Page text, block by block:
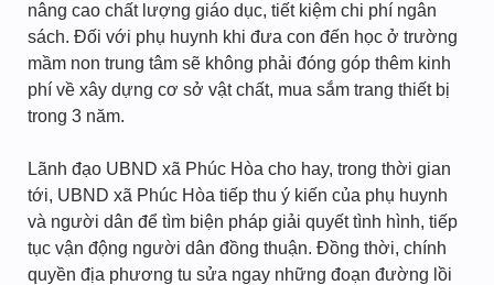
nâng cao chất lượng giáo dục, tiết kiệm chi phí ngân
sách. Đối với phụ huynh khi đưa con đến học ở trường
mầm non trung tâm sẽ không phải đóng góp thêm kinh
phí về xây dựng cơ sở vật chất, mua sắm trang thiết bị
trong 3 năm.
Lãnh đạo UBND xã Phúc Hòa cho hay, trong thời gian
tới, UBND xã Phúc Hòa tiếp thu ý kiến của phụ huynh
và người dân để tìm biện pháp giải quyết tình hình, tiếp
tục vận động người dân đồng thuận. Đồng thời, chính
quyền địa phương tu sửa ngay những đoạn đường lồi